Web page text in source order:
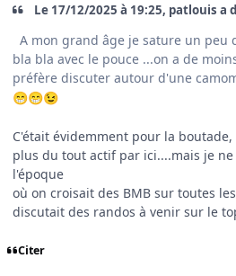
Le 17/12/2025 à 19:25, patlouis a
A mon grand âge je sature un peu
bla bla avec le pouce ...on a de
préfère discuter autour d'une
😁😁😉
C'était évidemment pour la
plus du tout actif par ici....mais je
l'époque
où on croisait des BMB sur toutes
discutait des randos à venir sur le
Citer